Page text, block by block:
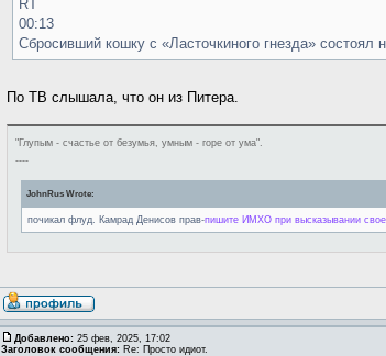
RT
00:13
Сбросивший кошку с «Ласточкиного гнезда» состоял
По ТВ слышала, что он из Питера.
"Глупым - счастье от безумья, умным - горе от ума".
----
JohnRus Wrote:
почикал флуд. Камрад Денисов прав-пишите ИМХО при высказывании
Добавлено: 25 фев, 2025, 17:02
Заголовок сообщения: Re: Просто идиот.